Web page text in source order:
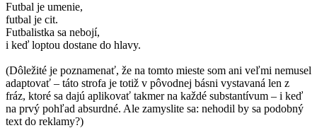
Futbal je umenie,
futbal je cit.
Futbalistka sa nebojí,
i keď loptou dostane do hlavy.
(Dôležité je poznamenať, že na tomto mieste som ani veľmi nemusel
adaptovať – táto strofa je totiž v pôvodnej básni vystavaná len z
fráz, ktoré sa dajú aplikovať takmer na každé substantívum – i keď
na prvý pohľad absurdné. Ale zamyslite sa: nehodil by sa podobný
text do reklamy?)